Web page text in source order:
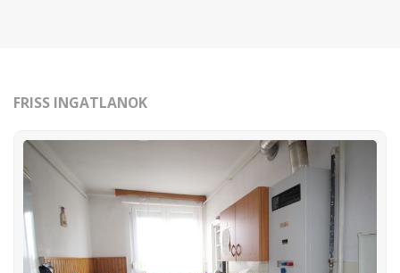
FRISS INGATLANOK